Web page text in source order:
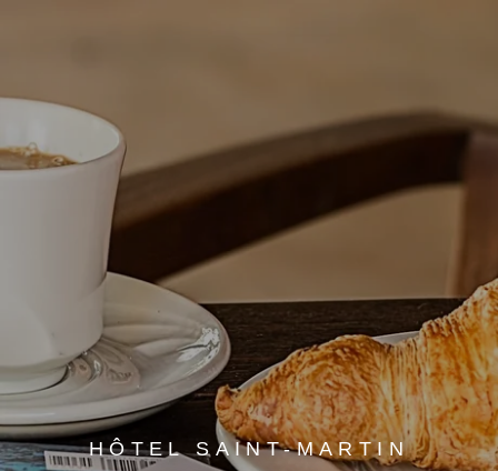
HÔTEL SAINT-MARTIN